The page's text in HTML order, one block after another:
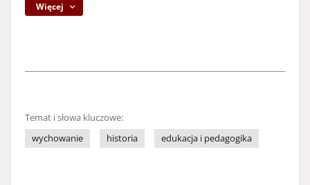
Więcej
Temat i słowa kluczowe:
wychowanie
historia edukacja i pedagogika